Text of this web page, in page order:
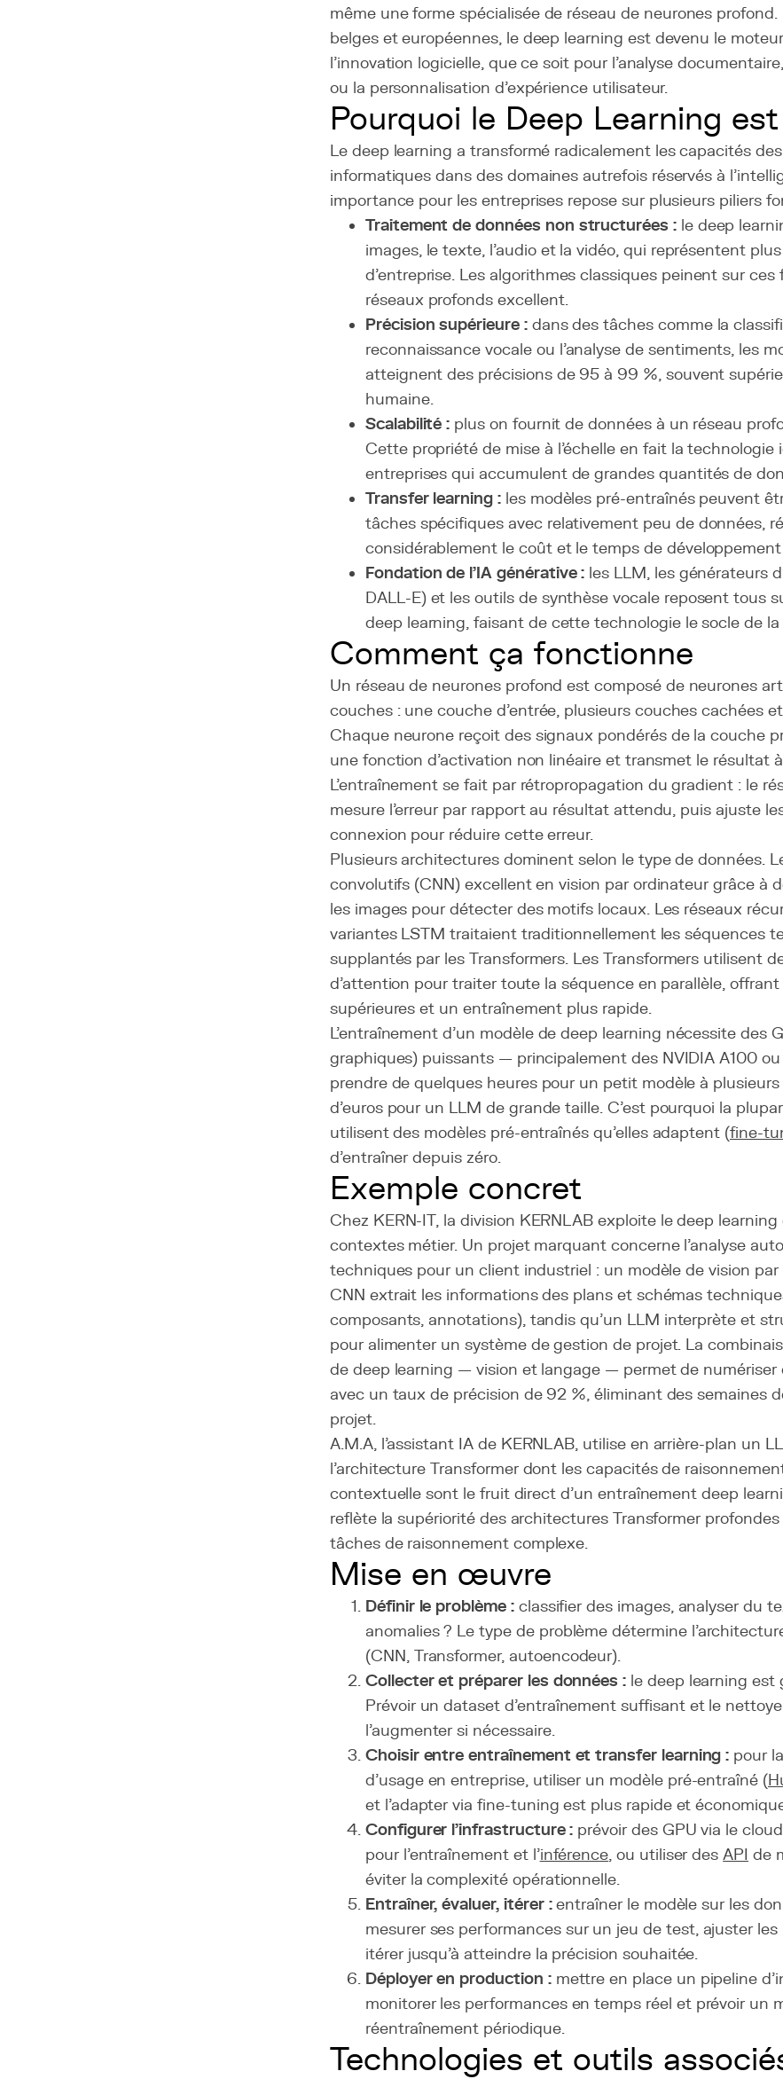
même une forme spécialisée de réseau de neurones
belges et européennes, le deep learning est devenu le
l'innovation logicielle, que ce soit pour l'analyse
ou la personnalisation d'expérience utilisateur.
Pourquoi le Deep Learning
Le deep learning a transformé radicalement les capacités
informatiques dans des domaines autrefois réservés à
importance pour les entreprises repose sur plusieurs piliers
Traitement de données non structurées :le deep
images, le texte, l'audio et la vidéo, qui représentent
d'entreprise. Les algorithmes classiques peinent sur ces
réseaux profonds excellent.
Précision supérieure :dans des tâches comme la
reconnaissance vocale ou l'analyse de sentiments, les
atteignent des précisions de 95 à 99 %, souvent
humaine.
Scalabilité : plus on fournit de données à un réseau
Cette propriété de mise à l'échelle en fait la technologie
entreprises qui accumulent de grandes quantités de
Transfer learning :les modèles pré-entraînés peuvent
tâches spécifiques avec relativement peu de données,
considérablement le coût et le temps de
Fondation de l'IA générative : les LLM, les générateurs
DALL-E) et les outils de synthèse vocale reposent tous
deep learning, faisant de cette technologie le socle de
Comment ça fonctionne
Un réseau de neurones profond est composé de neurones
couches : une couche d'entrée, plusieurs couches cachées
Chaque neurone reçoit des signaux pondérés de la couche
une fonction d'activation non linéaire et transmet le résultat
L'entraînement se fait par rétropropagation du gradient : le
mesure l'erreur par rapport au résultat attendu, puis ajuste
connexion pour réduire cette erreur.
Plusieurs architectures dominent selon le type de données.
convolutifs (CNN) excellent en vision par ordinateur grâce à
les images pour détecter des motifs locaux. Les réseaux
variantes LSTM traitaient traditionnellement les séquences
supplantés par les Transformers. Les Transformers utilisent
d'attention pour traiter toute la séquence en parallèle,
supérieures et un entraînement plus rapide.
L'entraînement d'un modèle de deep learning nécessite des
graphiques) puissants — principalement des NVIDIA A100
prendre de quelques heures pour un petit modèle à
d'euros pour un LLM de grande taille. C'est pourquoi la
utilisent des modèles pré-entraînés qu'elles adaptent (fine-
d'entraîner depuis zéro.
Exemple concret
Chez KERN-IT, la division KERNLAB exploite le deep
contextes métier. Un projet marquant concerne l'analyse
techniques pour un client industriel : un modèle de vision
CNN extrait les informations des plans et schémas
composants, annotations), tandis qu'un LLM interprète et
pour alimenter un système de gestion de projet. La
de deep learning — vision et langage — permet de numériser
avec un taux de précision de 92 %, éliminant des semaines
projet.
A.M.A, l'assistant IA de KERNLAB, utilise en arrière-plan un
l'architecture Transformer dont les capacités de
contextuelle sont le fruit direct d'un entraînement deep
reflète la supériorité des architectures Transformer
tâches de raisonnement complexe.
Mise en œuvre
Définir le problème :classifier des images, analyser du
anomalies ? Le type de problème détermine
(CNN, Transformer, autoencodeur).
Collecter et préparer les données : le deep learning est
Prévoir un dataset d'entraînement suffisant et le
l'augmenter si nécessaire.
Choisir entre entraînement et transfer learning : pour
d'usage en entreprise, utiliser un modèle pré-entraîné (
et l'adapter via fine-tuning est plus rapide et
Configurer l'infrastructure : prévoir des GPU via le
pour l'entraînement et l'inférence, ou utiliser desAPI de
éviter la complexité opérationnelle.
Entraîner, évaluer, itérer :entraîner le modèle sur les
mesurer ses performances sur un jeu de test, ajuster
itérer jusqu'à atteindre la précision souhaitée.
Déployer en production :mettre en place un pipeline
monitorer les performances en temps réel et prévoir un
réentraînement périodique.
Technologies et outils